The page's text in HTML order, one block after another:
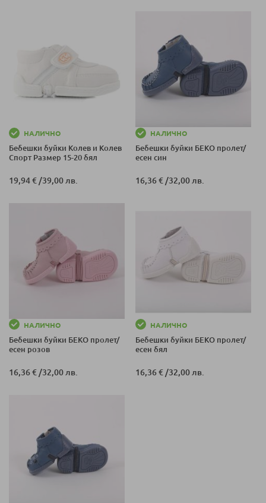
НАЛИЧНО
Бебешки буйки Колев и Колев
Спорт Размер 15-20 бял
19,94 € /39,00 лв.
НАЛИЧНО
Бебешки буйки БЕКО пролет/
есен син
16,36 € /32,00 лв.
НАЛИЧНО
Бебешки буйки БЕКО пролет/
есен розов
16,36 € /32,00 лв.
НАЛИЧНО
Бебешки буйки БЕКО пролет/
есен бял
16,36 € /32,00 лв.